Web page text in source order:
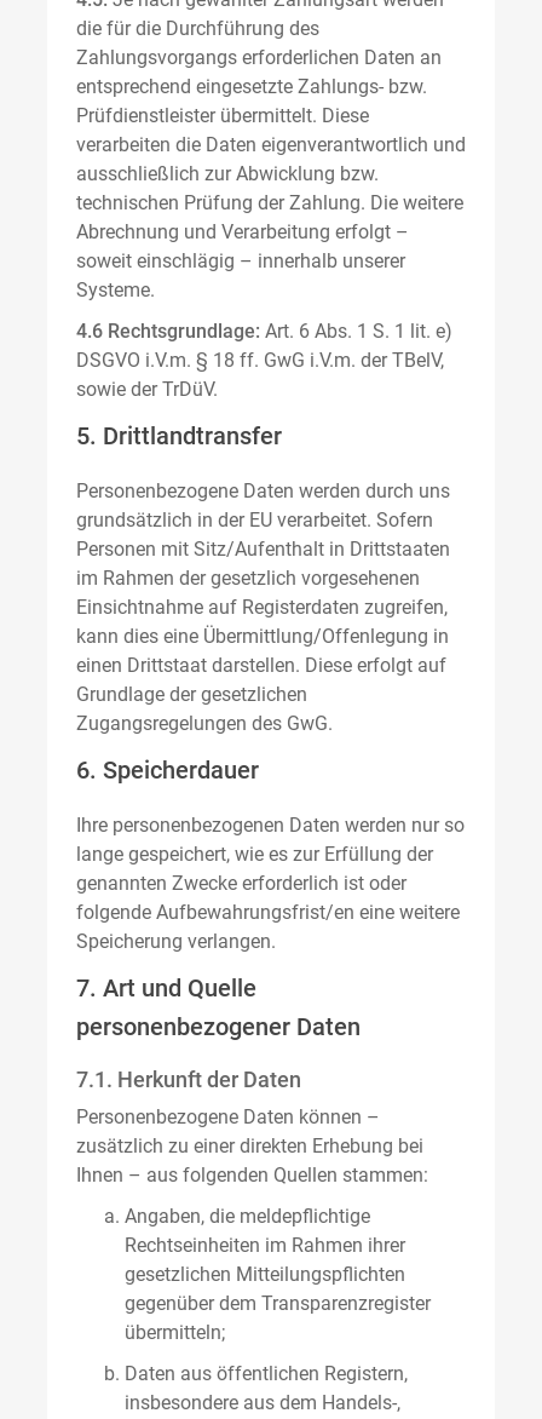
die für die Durchführung des
Zahlungsvorgangs erforderlichen Daten an
entsprechend eingesetzte Zahlungs- bzw.
Prüfdienstleister übermittelt. Diese
verarbeiten die Daten eigenverantwortlich und
ausschließlich zur Abwicklung bzw.
technischen Prüfung der Zahlung. Die weitere
Abrechnung und Verarbeitung erfolgt –
soweit einschlägig – innerhalb unserer
Systeme.
4.6 Rechtsgrundlage: Art. 6 Abs. 1 S. 1 lit. e)
DSGVO i.V.m. § 18 ff. GwG i.V.m. der TBelV,
sowie der TrDüV.
5. Drittlandtransfer
Personenbezogene Daten werden durch uns
grundsätzlich in der EU verarbeitet. Sofern
Personen mit Sitz/Aufenthalt in Drittstaaten
im Rahmen der gesetzlich vorgesehenen
Einsichtnahme auf Registerdaten zugreifen,
kann dies eine Übermittlung/Offenlegung in
einen Drittstaat darstellen. Diese erfolgt auf
Grundlage der gesetzlichen
Zugangsregelungen des GwG.
6. Speicherdauer
Ihre personenbezogenen Daten werden nur so
lange gespeichert, wie es zur Erfüllung der
genannten Zwecke erforderlich ist oder
folgende Aufbewahrungsfrist/en eine weitere
Speicherung verlangen.
7. Art und Quelle
personenbezogener Daten
7.1. Herkunft der Daten
Personenbezogene Daten können –
zusätzlich zu einer direkten Erhebung bei
Ihnen – aus folgenden Quellen stammen:
Angaben, die meldepflichtige
Rechtseinheiten im Rahmen ihrer
gesetzlichen Mitteilungspflichten
gegenüber dem Transparenzregister
übermitteln;
Daten aus öffentlichen Registern,
insbesondere aus dem Handels-,